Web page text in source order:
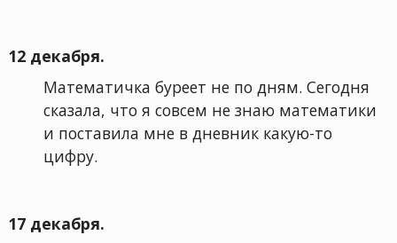
12 декабря.
Математичка буреет не по дням. Сегодня
сказала, что я совсем не знаю математики
и поставила мне в дневник какую-то
цифру.
17 декабря.